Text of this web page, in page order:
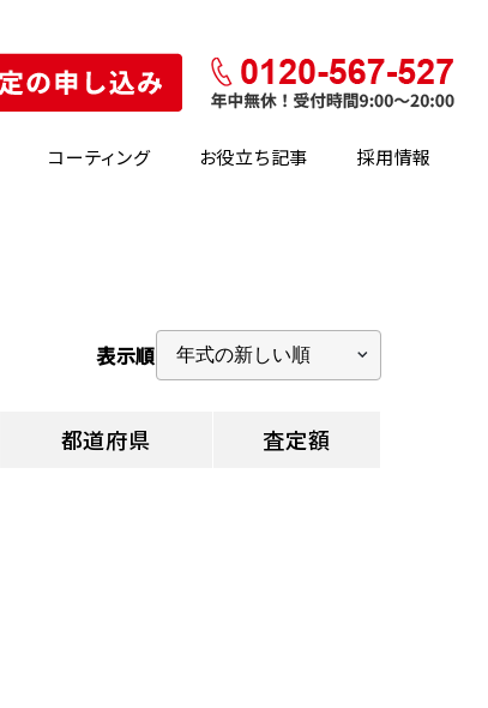
コーティング お役立ち記事 採用情報
表示順
都道府県 査定額